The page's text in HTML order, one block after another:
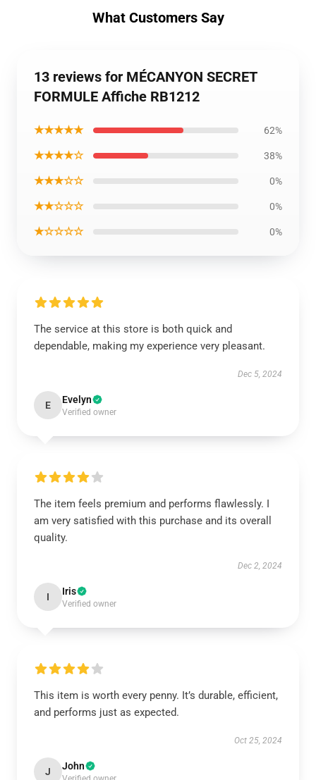
What Customers Say
13 reviews for MÉCANYON SECRET
FORMULE Affiche RB1212
★★★★★ 62%
★★★★☆ 38%
★★★☆☆ 0%
★★☆☆☆ 0%
★☆☆☆☆ 0%
The service at this store is both quick and
dependable, making my experience very pleasant.
Dec 5, 2024
E Evelyn
Verified owner
The item feels premium and performs flawlessly. I
am very satisfied with this purchase and its overall
quality.
Dec 2, 2024
I Iris
Verified owner
This item is worth every penny. It’s durable, efficient,
and performs just as expected.
Oct 25, 2024
J John